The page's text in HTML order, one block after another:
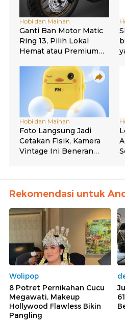
Rekomendasi untuk
Wolipop
8 Potret Pernikahan Cucu
Megawati, Makeup
Hollywood Flawless Bikin
Pangling